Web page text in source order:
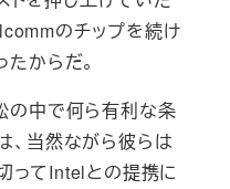
のチップを続け
からだ。
中で何ら有利な条
、当然ながら彼らは
ってIntelとの提携に